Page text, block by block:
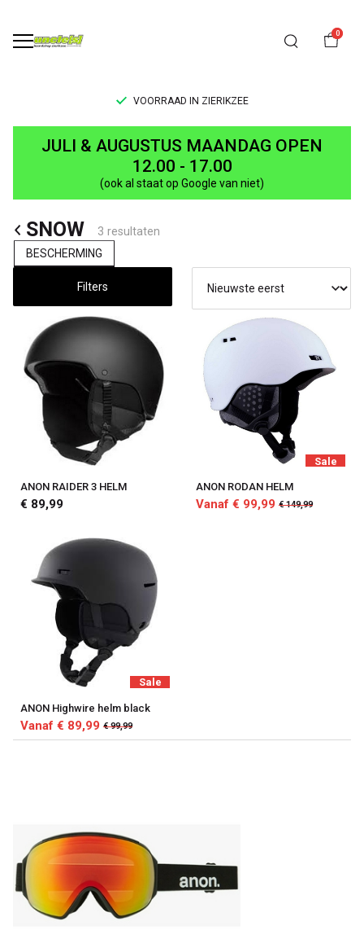
0
VOORRAAD IN ZIERIKZEE
SNOW
UNCLE[S]
Boardshop
JULI & AUGUSTUS MAANDAG OPEN
12.00 - 17.00
(ook al staat op Google van niet)
SNOW
3 resultaten
BESCHERMING
Filters
ANON RAIDER 3 HELM
€ 89,99
Sale
ANON RODAN HELM
Vanaf € 99,99 € 149,99
Sale
ANON Highwire helm black
Vanaf € 89,99 € 99,99